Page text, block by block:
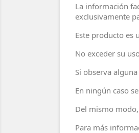
La información
exclusivamente
Este producto es
No exceder su
Si observa
En ningún caso
Del mismo
Para más